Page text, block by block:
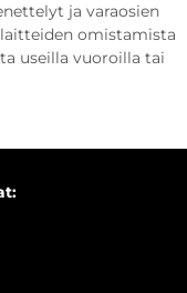
ja varaosien
omistamista
useilla vuoroilla tai